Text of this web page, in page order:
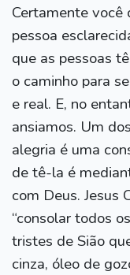
Certamente você
pessoa
que as pessoas
o caminho para
e real. E, no
ansiamos. Um
alegria é uma
de tê-la é
com Deus. Jesus
“consolar todos
tristes de Sião
cinza, óleo de